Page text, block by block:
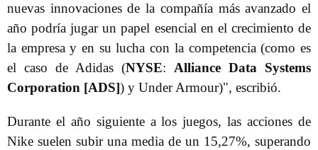
nuevas innovaciones de la compañía más avanzado el
año podría jugar un papel esencial en el crecimiento de
la empresa y en su lucha con la competencia (como es
el caso de Adidas (NYSE: Alliance Data Systems
Corporation [ADS]) y Under Armour)", escribió.
Durante el año siguiente a los juegos, las acciones de
Nike suelen subir una media de un 15,27%, superando